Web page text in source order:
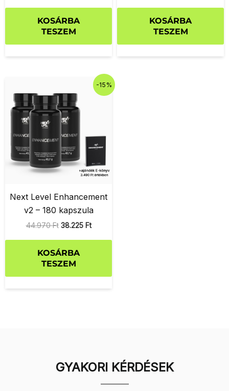
KOSÁRBA
TESZEM
KOSÁRBA
TESZEM
-15%
Next Level Enhancement
v2 – 180 kapszula
44.970Ft
was:
44.970 Ft.
38.225 Ft
Current
price
KOSÁRBA
TESZEM
GYAKORI KÉRDÉSEK